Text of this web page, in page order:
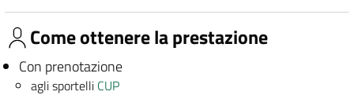
Come ottenere la prestazione
Con prenotazione
agli sportelli CUP